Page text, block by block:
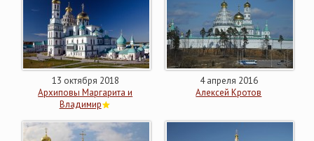
13 октября 2018
Архиповы Маргарита и
Владимир
4 апреля 2016
Алексей Кротов